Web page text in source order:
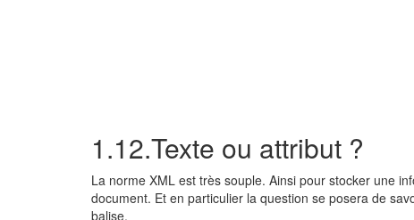
1.12.Texte ou attribut ?
La norme XML est très souple. Ainsi pour stocker une
document. Et en particulier la question se posera de
balise.